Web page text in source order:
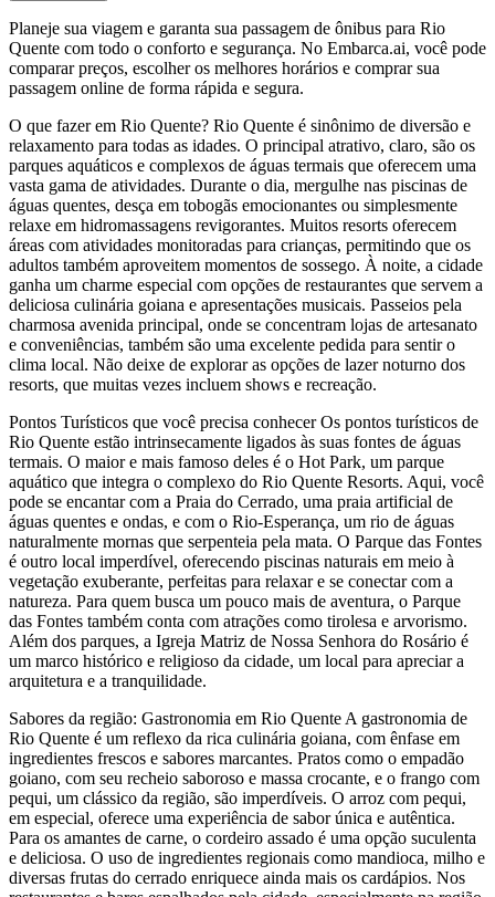
Planeje sua viagem e garanta sua passagem de ônibus para Rio
Quente com todo o conforto e segurança. No Embarca.ai, você pode
comparar preços, escolher os melhores horários e comprar sua
passagem online de forma rápida e segura.
O que fazer em Rio Quente? Rio Quente é sinônimo de diversão e
relaxamento para todas as idades. O principal atrativo, claro, são os
parques aquáticos e complexos de águas termais que oferecem uma
vasta gama de atividades. Durante o dia, mergulhe nas piscinas de
águas quentes, desça em tobogãs emocionantes ou simplesmente
relaxe em hidromassagens revigorantes. Muitos resorts oferecem
áreas com atividades monitoradas para crianças, permitindo que os
adultos também aproveitem momentos de sossego. À noite, a cidade
ganha um charme especial com opções de restaurantes que servem a
deliciosa culinária goiana e apresentações musicais. Passeios pela
charmosa avenida principal, onde se concentram lojas de artesanato
e conveniências, também são uma excelente pedida para sentir o
clima local. Não deixe de explorar as opções de lazer noturno dos
resorts, que muitas vezes incluem shows e recreação.
Pontos Turísticos que você precisa conhecer Os pontos turísticos de
Rio Quente estão intrinsecamente ligados às suas fontes de águas
termais. O maior e mais famoso deles é o Hot Park, um parque
aquático que integra o complexo do Rio Quente Resorts. Aqui, você
pode se encantar com a Praia do Cerrado, uma praia artificial de
águas quentes e ondas, e com o Rio-Esperança, um rio de águas
naturalmente mornas que serpenteia pela mata. O Parque das Fontes
é outro local imperdível, oferecendo piscinas naturais em meio à
vegetação exuberante, perfeitas para relaxar e se conectar com a
natureza. Para quem busca um pouco mais de aventura, o Parque
das Fontes também conta com atrações como tirolesa e arvorismo.
Além dos parques, a Igreja Matriz de Nossa Senhora do Rosário é
um marco histórico e religioso da cidade, um local para apreciar a
arquitetura e a tranquilidade.
Sabores da região: Gastronomia em Rio Quente A gastronomia de
Rio Quente é um reflexo da rica culinária goiana, com ênfase em
ingredientes frescos e sabores marcantes. Pratos como o empadão
goiano, com seu recheio saboroso e massa crocante, e o frango com
pequi, um clássico da região, são imperdíveis. O arroz com pequi,
em especial, oferece uma experiência de sabor única e autêntica.
Para os amantes de carne, o cordeiro assado é uma opção suculenta
e deliciosa. O uso de ingredientes regionais como mandioca, milho e
diversas frutas do cerrado enriquece ainda mais os cardápios. Nos